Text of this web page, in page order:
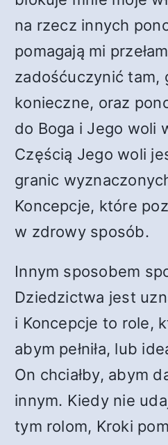
na rzecz innych
pomagają mi
zadośćuczynić tam,
konieczne, oraz
do Boga i Jego woli
Częścią Jego woli
granic
Koncepcje, które
w zdrowy sposób.
Innym sposobem
Dziedzictwa jest
i Koncepcje to role,
abym pełniła, lub
On chciałby, abym
innym. Kiedy nie
tym rolom, Kroki